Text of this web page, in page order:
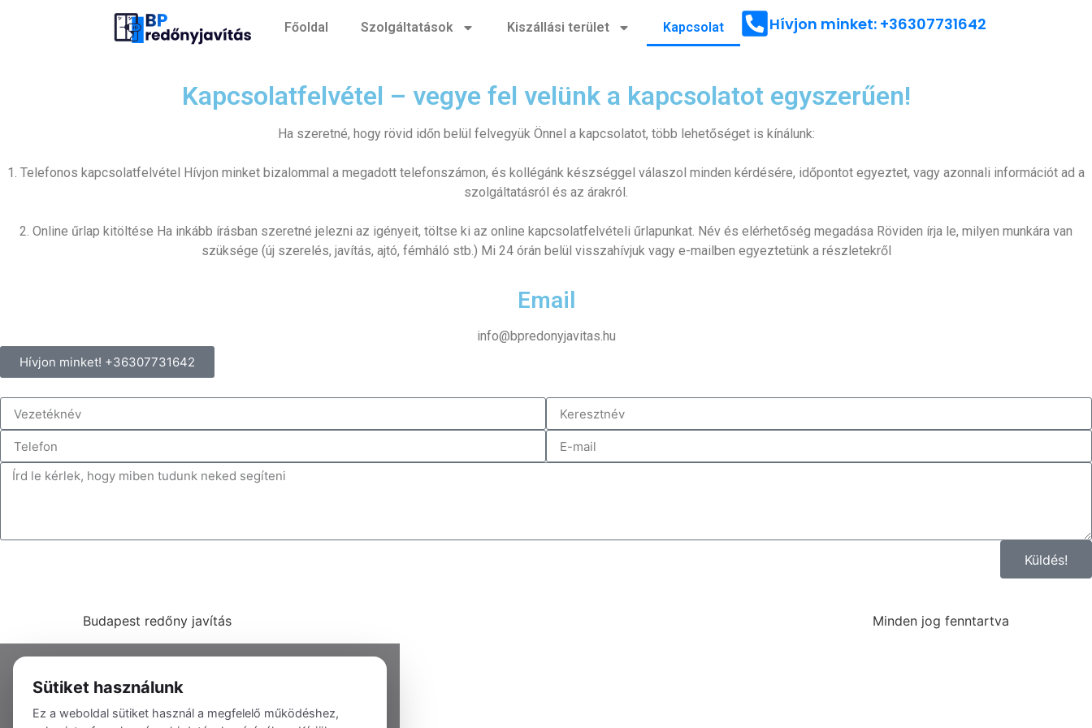
Főoldal Szolgáltatások Kiszállási terület Kapcsolat Hívjon minket: +36307731642
Kapcsolatfelvétel – vegye fel velünk a kapcsolatot egyszerűen!
Ha szeretné, hogy rövid időn belül felvegyük Önnel a kapcsolatot, több lehetőséget is kínálunk:
1. Telefonos kapcsolatfelvétel Hívjon minket bizalommal a megadott telefonszámon, és kollégánk készséggel válaszol minden kérdésére, időpontot egyeztet, vagy azonnali információt ad a
szolgáltatásról és az árakról.
2. Online űrlap kitöltése Ha inkább írásban szeretné jelezni az igényeit, töltse ki az online kapcsolatfelvételi űrlapunkat. Név és elérhetőség megadása Röviden írja le, milyen munkára van
szüksége (új szerelés, javítás, ajtó, fémháló stb.) Mi 24 órán belül visszahívjuk vagy e-mailben egyeztetünk a részletekről
Email
info@bpredonyjavitas.hu
Hívjon minket! +36307731642
Küldés!
Budapest redőny javítás Minden jog fenntartva
Sütiket használunk
Ez a weboldal sütiket használ a megfelelő működéshez,